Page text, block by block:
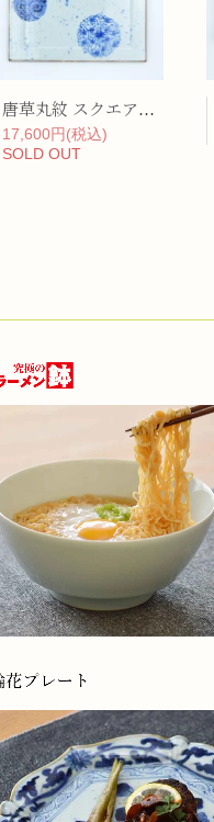
唐草丸紋 スクエア・ディナープレート
17,600円(税込)
SOLD OUT
水差し
レンゲ
箸/カトラリー
カップ型
花瓶
ワインクーラー
陶箱